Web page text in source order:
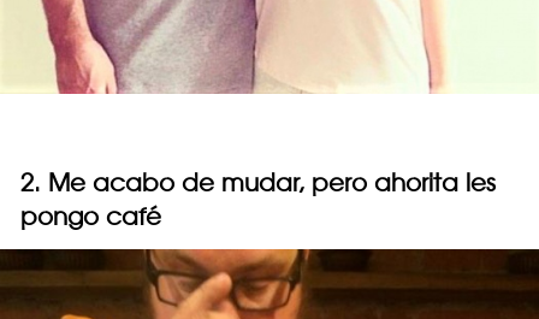
2. Me acabo de mudar, pero ahorita les
pongo café